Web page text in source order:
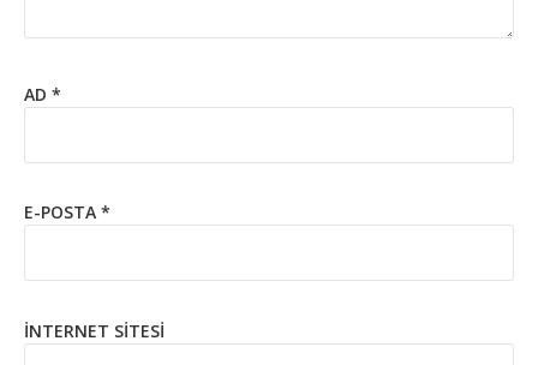
AD *
E-POSTA *
İNTERNET SITESI